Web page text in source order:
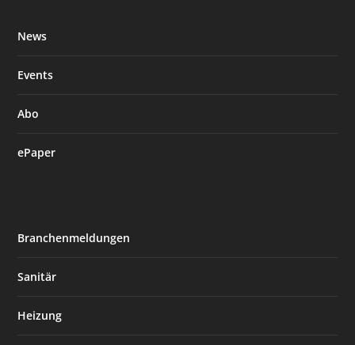
News
Events
Abo
ePaper
Branchenmeldungen
Sanitär
Heizung